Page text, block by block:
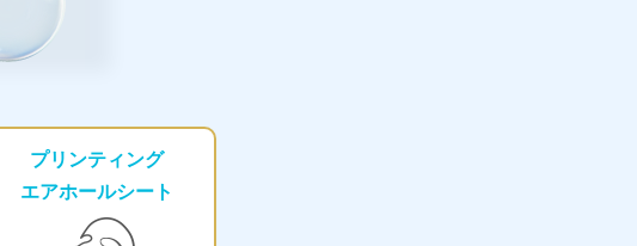
プリンティング
エアホールシート